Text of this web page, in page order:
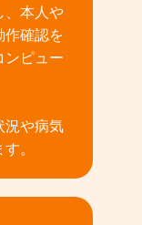
、本人や
作確認を
ンピュー
況や病気
。